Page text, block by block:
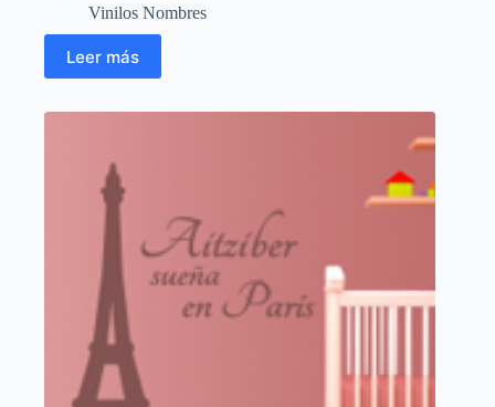
Vinilos Nombres
Leer más